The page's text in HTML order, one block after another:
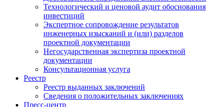
Технологический и ценовой аудит обоснования
инвестиций
Экспертное сопровождение результатов
инженерных изысканий и (или) разделов
проектной документации
Негосударственная экспертиза проектной
документации
Консультационная услуга
Реестр
Реестр выданных заключений
Сведения о положительных заключениях
Пресс-центр